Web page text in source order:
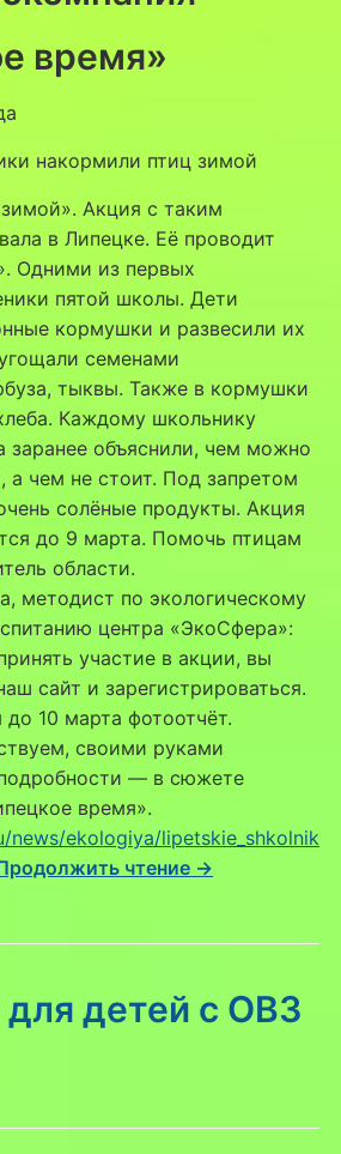
время»
накормили птиц зимой
Акция с таким
в Липецке. Её проводит
Одними из первых
пятой школы. Дети
кормушки и развесили их
семенами
тыквы. Также в кормушки
Каждому школьнику
заранее объяснили, чем можно
а чем не стоит. Под запретом
солёные продукты. Акция
до 9 марта. Помочь птицам
области.
методист по экологическому
центра «ЭкоСфера»:
участие в акции, вы
сайт и зарегистрироваться.
10 марта фотоотчёт.
своими руками
— в сюжете
время».
news/ekologiya/lipetskie_shkolnik
чтение →
детей с ОВЗ